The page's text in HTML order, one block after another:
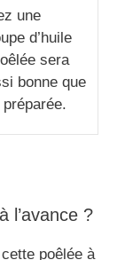
une
d’huile
sera
bonne que
l’avance ?
poêlée à